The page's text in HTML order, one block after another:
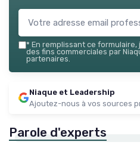
* En remplissant ce formulaire,
des fins commerciales par
partenaires.
Niaque et Leadership
Ajoutez-nous à vos sources
Parole d'experts